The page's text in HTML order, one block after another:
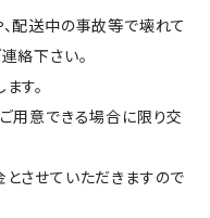
配送中の事故等で壊れて
絡下さい。
す。
用意できる場合に限り交
させていただきますので